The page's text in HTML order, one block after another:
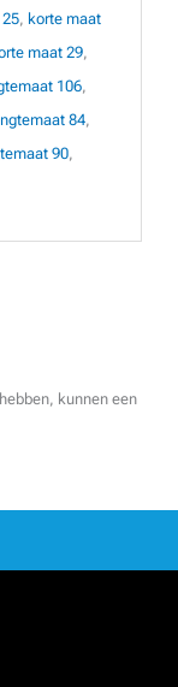
, korte maat
maat 29,
106,
84,
90,
kunnen een